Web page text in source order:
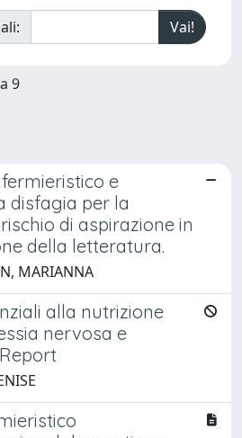
9
e
disfagia per la
di aspirazione in
della letteratura.
MARIANNA
alla nutrizione
nervosa e